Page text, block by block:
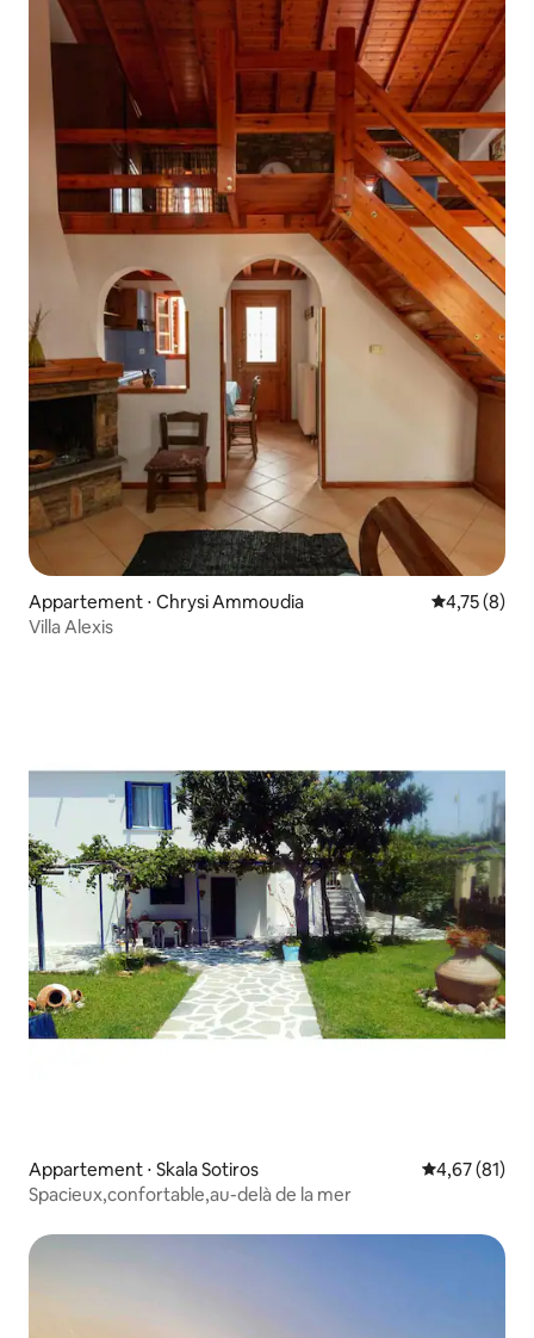
Appartement ⋅ Chrysi Ammoudia Évaluation
4,75 (8)
Villa Alexis
Appartement ⋅ Skala Sotiros Évaluation
4,67 (81)
Spacieux,confortable,au-delà de la mer